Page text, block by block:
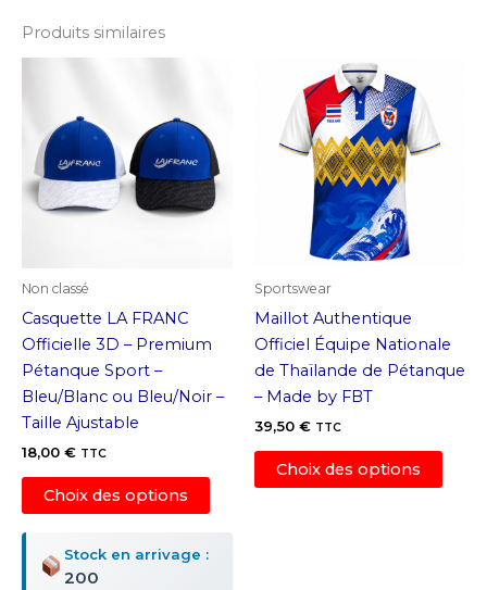
Produits similaires
Non classé
Casquette LA FRANC
Officielle 3D – Premium
Pétanque Sport –
Bleu/Blanc ou Bleu/Noir –
Taille Ajustable
18,00 € TTC
Choix des options
Ce
Stock en arrivage :
200
Sportswear
Maillot Authentique
Officiel Équipe Nationale
de Thaïlande de Pétanque
– Made by FBT
39,50 € TTC
Choix des options
Ce